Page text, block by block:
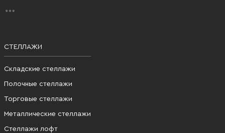
СТЕЛЛАЖИ
Складские стеллажи
Полочные стеллажи
Торговые стеллажи
Металлические стеллажи
Стеллажи лофт